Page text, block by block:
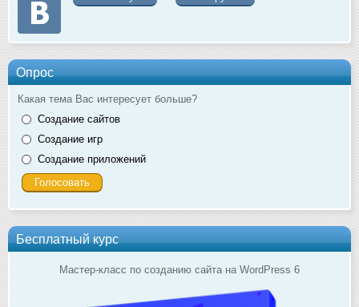
Опрос
Какая тема Вас интересует больше?
Создание сайтов
Создание игр
Создание приложений
Бесплатный курс
Мастер-класс по созданию сайта на WordPress 6